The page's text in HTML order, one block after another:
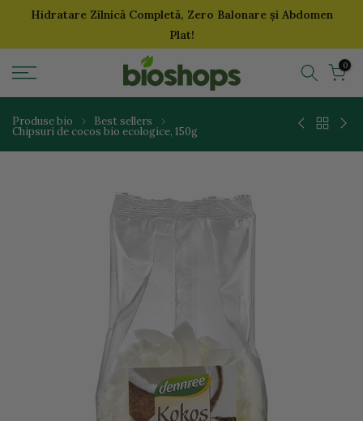
SariHidratare Zilnică Completă, Zero Balonare și Abdomen
Plat!
0
Produse bio Best sellers
Chipsuri de cocos bio ecologice, 150g